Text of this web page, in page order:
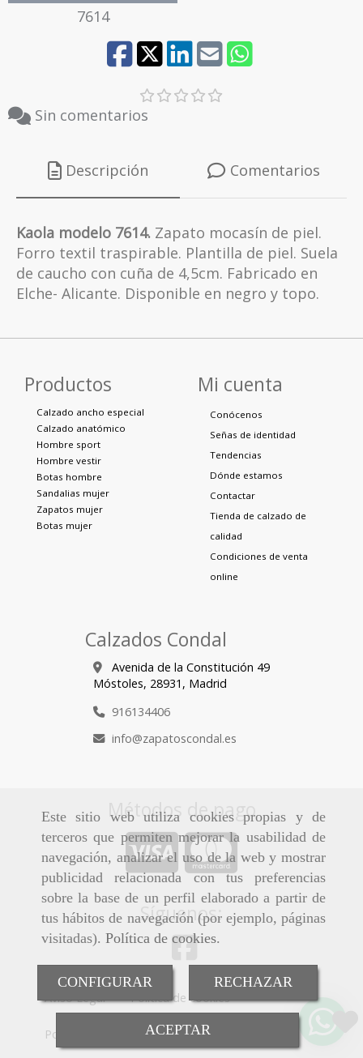
Este sitio web utiliza cookies propias y de
terceros que permiten mejorar la usabilidad de
navegación, analizar el uso de la web y mostrar
publicidad relacionada con tus preferencias
sobre la base de un perfil elaborado a partir de
tus hábitos de navegación (por ejemplo, páginas
visitadas). Política de cookies.
CONFIGURAR RECHAZAR
ACEPTAR
7614
Sin comentarios
Descripción Comentarios
Kaola modelo 7614. Zapato mocasín de piel.
Forro textil traspirable. Plantilla de piel. Suela
de caucho con cuña de 4,5cm. Fabricado en
Elche- Alicante. Disponible en negro y topo.
Productos
Calzado ancho especial
Calzado anatómico
Hombre sport
Hombre vestir
Botas hombre
Sandalias mujer
Zapatos mujer
Botas mujer
Mi cuenta
Conócenos
Señas de identidad
Tendencias
Dónde estamos
Contactar
Tienda de calzado de
calidad
Condiciones de venta
online
Calzados Condal
Avenida de la Constitución 49
Móstoles, 28931, Madrid
916134406
info
zapatoscondal.es
Métodos de pago
Síguenos:
Aviso Legal Política de cookies
Política de Privacidad